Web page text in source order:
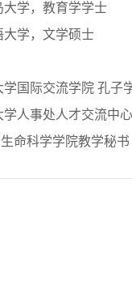
大学，教育学学士
大学，文学硕士
学国际交流学院 孔子
学人事处人才交流中心
命科学学院教学秘书